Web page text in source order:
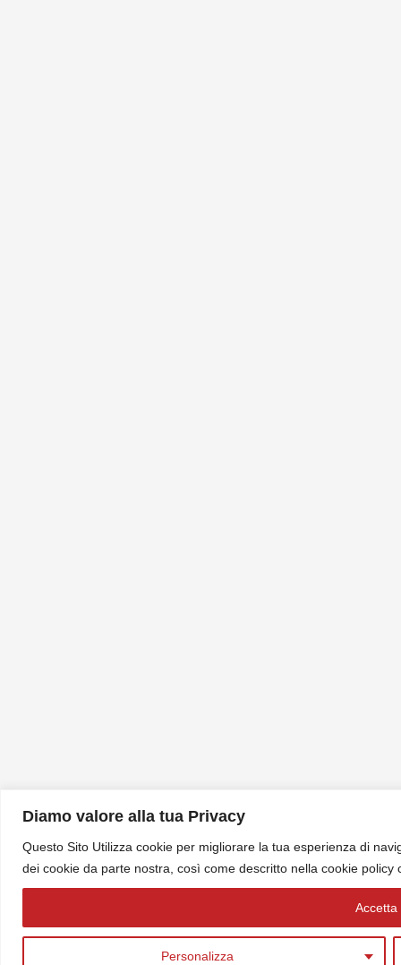
Diamo valore alla tua Privacy
Questo Sito Utilizza cookie per migliorare la tua esperienza di
dei cookie da parte nostra, così come descritto nella cookie policy
Personalizza
Accetta